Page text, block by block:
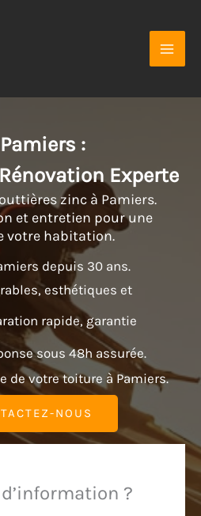
:
Experte
zinc à Pamiers.
et entretien pour une
votre habitation.
depuis 30 ans.
esthétiques et
rapide, garantie
sous 48h assurée.
de votre toiture à Pamiers.
NOUS
?